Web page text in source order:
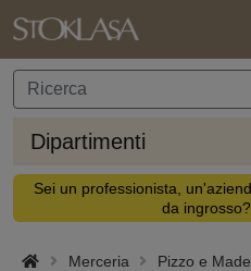
Dipartimenti
Sei un professionista,
da ingrosso?
Merceria Pizzo e